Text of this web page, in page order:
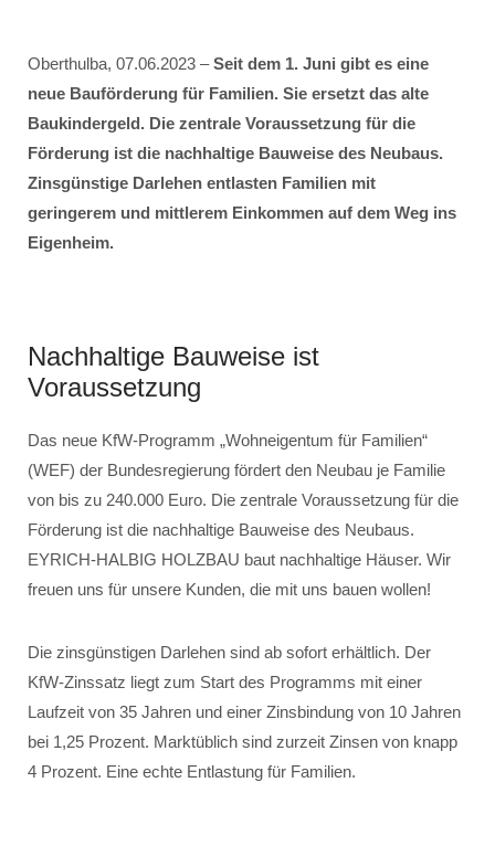
Oberthulba, 07.06.2023 –Seit dem 1. Juni gibt es eine
neue Bauförderung für Familien. Sie ersetzt das alte
Baukindergeld. Die zentrale Voraussetzung für die
Förderung ist die nachhaltige Bauweise des Neubaus.
Zinsgünstige Darlehen entlasten Familien mit
geringerem und mittlerem Einkommen auf dem Weg ins
Eigenheim.
Nachhaltige Bauweise ist
Voraussetzung
Das neue KfW-Programm „Wohneigentum für Familien“
(WEF) der Bundesregierung fördert den Neubau je Familie
von bis zu 240.000 Euro. Die zentrale Voraussetzung für die
Förderung ist die nachhaltige Bauweise des Neubaus.
EYRICH-HALBIG HOLZBAU baut nachhaltige Häuser. Wir
freuen uns für unsere Kunden, die mit uns bauen wollen!
Die zinsgünstigen Darlehen sind ab sofort erhältlich. Der
KfW-Zinssatz liegt zum Start des Programms mit einer
Laufzeit von 35 Jahren und einer Zinsbindung von 10 Jahren
bei 1,25 Prozent. Marktüblich sind zurzeit Zinsen von knapp
4 Prozent. Eine echte Entlastung für Familien.